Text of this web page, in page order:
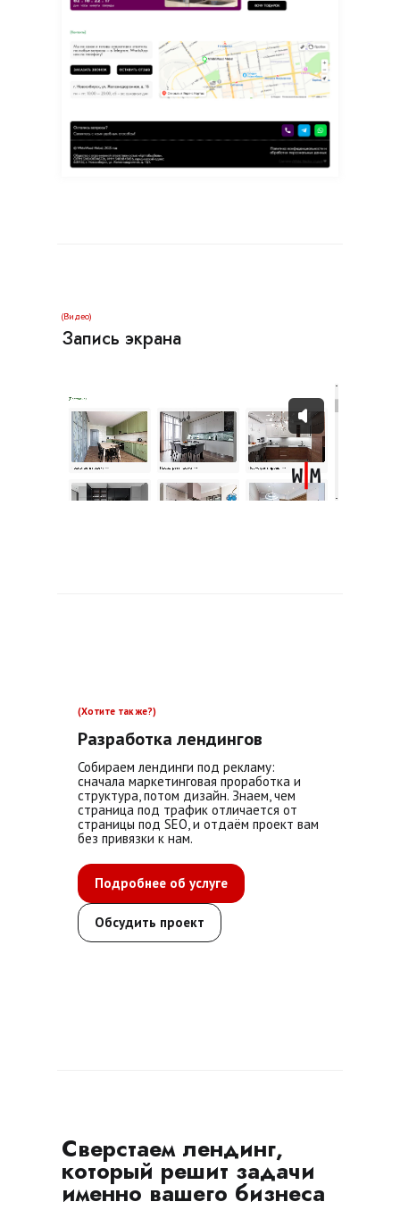
(Видео)
Запись экрана
(Хотите так же?)
Разработка лендингов
Собираем лендинги под рекламу:
сначала маркетинговая проработка и
структура, потом дизайн. Знаем, чем
страница под трафик отличается от
страницы под SEO, и отдаём проект вам
без привязки к нам.
Подробнее об услуге
Обсудить проект
Сверстаем лендинг,
который решит задачи
именно вашего бизнеса